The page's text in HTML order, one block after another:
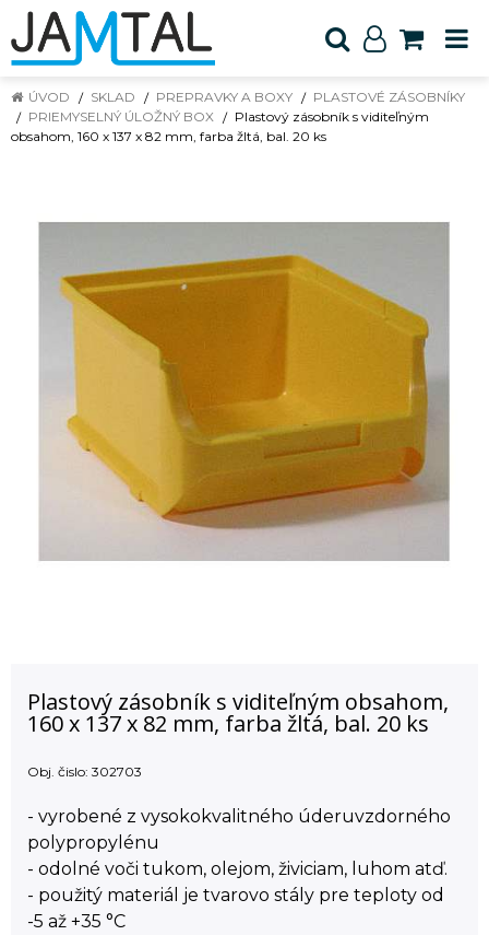
ÚVOD SKLAD PREPRAVKY A BOXY
PLASTOVÉ ZÁSOBNÍKY
PRIEMYSELNÝ ÚLOŽNÝ BOX
Plastový zásobník s viditeľným
obsahom, 160 x 137 x 82 mm, farba žltá, bal. 20 ks
Plastový zásobník s viditeľným obsahom,
160 x 137 x 82 mm, farba žltá, bal. 20 ks
Obj. čislo: 302703
- vyrobené z vysokokvalitného úderuvzdorného
polypropylénu
- odolné voči tukom, olejom, živiciam, luhom atď.
- použitý materiál je tvarovo stály pre teploty od
-5 až +35 °C